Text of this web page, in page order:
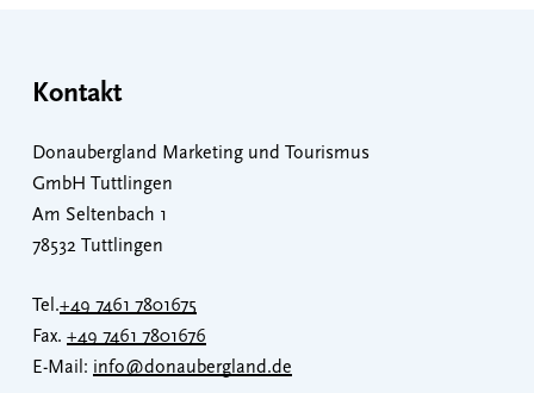
Kontakt
Donaubergland Marketing und Tourismus
GmbH Tuttlingen
Am Seltenbach 1
78532 Tuttlingen
Tel.+49 7461 7801675
Fax. +49 7461 7801676
E-Mail: info@donaubergland.de